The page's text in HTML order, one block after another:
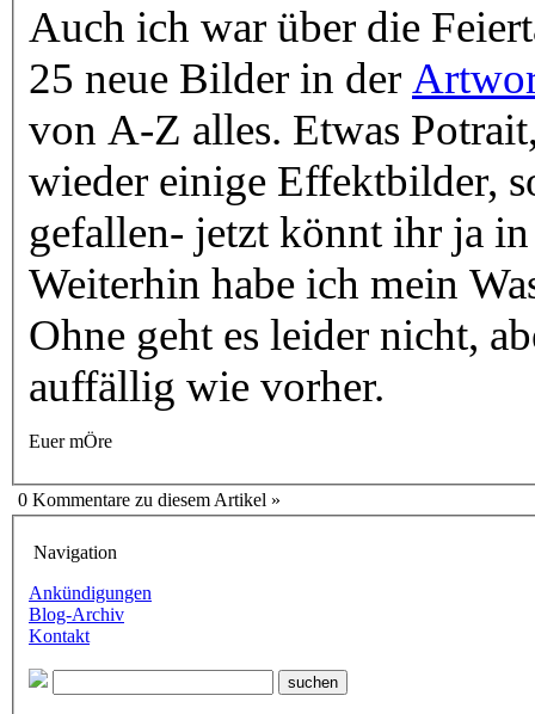
Auch ich war über die
25 neue Bilder in der
von A-Z alles. Etwas
wieder einige Effektbilder,
gefallen- jetzt könnt ihr ja
Weiterhin habe ich mein
Ohne geht es leider nicht,
auffällig wie vorher.
Euer mÖre
0 Kommentare zu diesem Artikel »
Navigation
Ankündigungen
Blog-Archiv
Kontakt